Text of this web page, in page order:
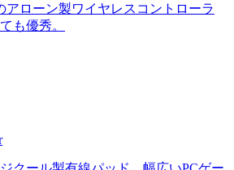
アローン製ワイヤレスコントローラ
も優秀。